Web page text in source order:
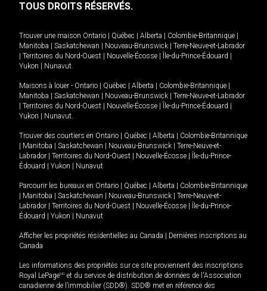
TOUS DROITS RÉSERVÉS.
Trouver une maison Ontario Québec Alberta Colombie-Britannique
Manitoba
Saskatchewan Nouveau-Brunswick
Terre-Neuve-et-Labrador
Territoires du Nord-Ouest Nouvelle-Écosse Île-du-Prince-Édouard
Yukon
Nunavut.
Maisons à louer - Ontario Québec Alberta Colombie-Britannique
Manitoba
Saskatchewan Nouveau-Brunswick
Terre-Neuve-et-Labrador
Territoires du Nord-Ouest Nouvelle-Écosse Île-du-Prince-Édouard
Yukon
Nunavut.
Trouver des courtiers en Ontario Québec Alberta
Colombie-Britannique
Manitoba Saskatchewan Nouveau-Brunswick
Terre-Neuve-et-
Labrador
Territoires du Nord-Ouest Nouvelle-Écosse
Île-du-Prince-
Édouard
Yukon Nunavut
Parcourir les bureaux en Ontario Québec Alberta
Colombie-Britannique
Manitoba Saskatchewan Nouveau-Brunswick
Terre-Neuve-et-
Labrador
Territoires du Nord-Ouest Nouvelle-Écosse
Île-du-Prince-
Édouard
Yukon Nunavut
Afficher les propriétés résidentielles au Canada
Dernières inscriptions au
Canada
Les informations des propriétés sur ce site proviennent des inscriptions
Royal LePageMD et du service de distribution de données de l'Association
canadienne de l’immobilier (SDD®). SDD® met en référence des